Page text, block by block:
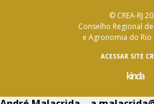
© CREA-RJ
Conselho Regional
e Agronomia do Rio
ACESSAR SITE